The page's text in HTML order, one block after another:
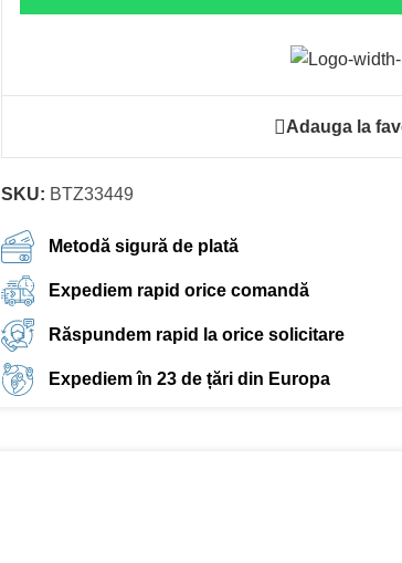
Adauga la
SKU: BTZ33449
Metodă sigură de plată
Expediem rapid orice comandă
Răspundem rapid la orice solicitare
Expediem în 23 de țări din Europa